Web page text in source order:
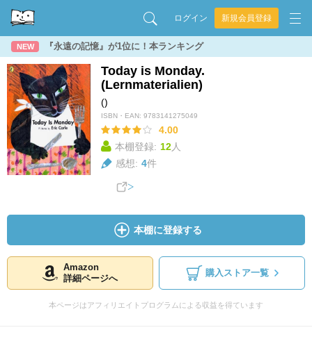
ログイン 新規会員登録
NEW 『永遠の記憶』が1位に！本ランキング
Today is Monday.
(Lernmaterialien)
()
ISBN・EAN: 9783141275049
4.00
本棚登録: 12人
感想: 4件
本棚に登録する
Amazon
詳細ページへ
購入ストア一覧
本ページはアフィリエイトプログラムによる収益を得ています